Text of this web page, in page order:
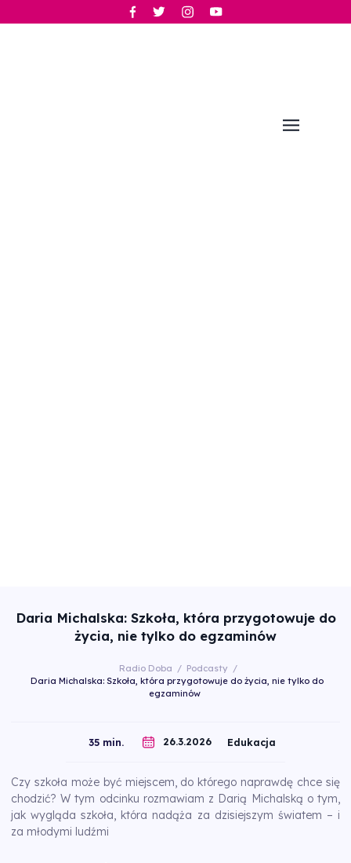
Daria Michalska: Szkoła, która przygotowuje do
życia, nie tylko do egzaminów
Radio Doba / Podcasty /
Daria Michalska: Szkoła, która przygotowuje do życia, nie tylko do
egzaminów
35 min. 26.3.2026 Edukacja
Czy szkoła może być miejscem, do którego naprawdę chce się
chodzić? W tym odcinku rozmawiam z Darią Michalską o tym,
jak wygląda szkoła, która nadąża za dzisiejszym światem – i
za młodymi ludźmi